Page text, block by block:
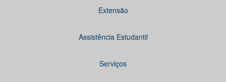
Extensão
Assistência Estudantil
Serviços